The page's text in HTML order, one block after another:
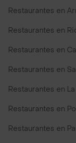
Restaurantes en
Restaurantes en
Restaurantes en
Restaurantes en
Restaurantes en
Restaurantes en
Restaurantes en